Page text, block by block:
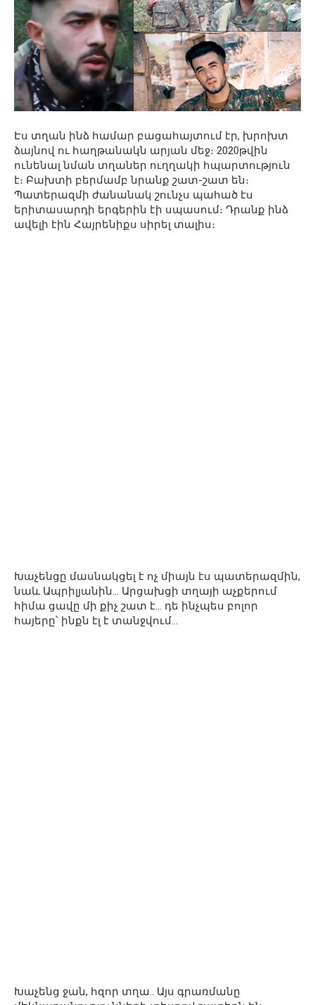
Էս տղան ինձ համար բացահայտում էր, խրոխտ
ձայնով ու հաղթանակն արյան մեջ։ 2020թվին
ունենալ նման տղաներ ուղղակի հպարտություն
է։ Բախտի բերմամբ նրանք շատ-շատ են։
Պատերազմի ժանանակ շունչս պահած էս
երիտասարդի երգերին էի սպասում։ Դրանք ինձ
ավելի էին Հայրենիքս սիրել տալիս։
Խաչենցը մասնակցել է ոչ միայն էս պատերազմին,
նաև Ապրիլյանին… Արցախցի տղայի աչքերում
հիմա ցավը մի քիչ շատ է… դե ինչպես բոլոր
հայերը՝ ինքն էլ է տանջվում…
Խաչենց ջան, հզոր տղա.. Այս գրառմանը